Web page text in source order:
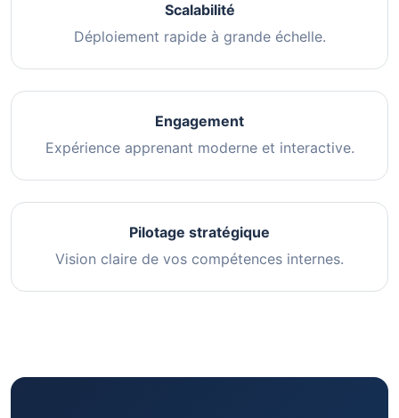
Scalabilité
Déploiement rapide à grande échelle.
Engagement
Expérience apprenant moderne et interactive.
Pilotage stratégique
Vision claire de vos compétences internes.